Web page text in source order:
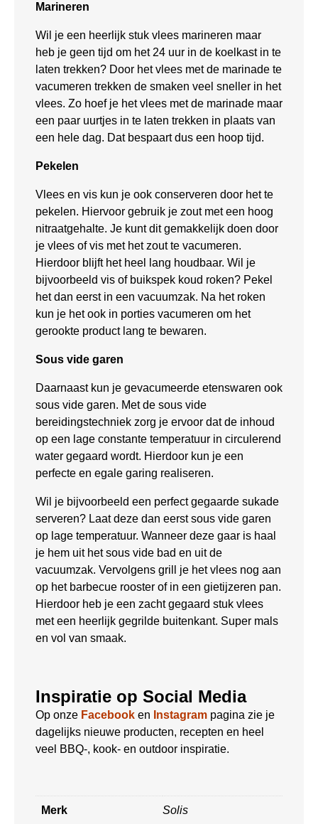
Marineren
Wil je een heerlijk stuk vlees marineren maar
heb je geen tijd om het 24 uur in de koelkast in te
laten trekken? Door het vlees met de marinade te
vacumeren trekken de smaken veel sneller in het
vlees. Zo hoef je het vlees met de marinade maar
een paar uurtjes in te laten trekken in plaats van
een hele dag. Dat bespaart dus een hoop tijd.
Pekelen
Vlees en vis kun je ook conserveren door het te
pekelen. Hiervoor gebruik je zout met een hoog
nitraatgehalte. Je kunt dit gemakkelijk doen door
je vlees of vis met het zout te vacumeren.
Hierdoor blijft het heel lang houdbaar. Wil je
bijvoorbeeld vis of buikspek koud roken? Pekel
het dan eerst in een vacuumzak. Na het roken
kun je het ook in porties vacumeren om het
gerookte product lang te bewaren.
Sous vide garen
Daarnaast kun je gevacumeerde etenswaren ook
sous vide garen. Met de sous vide
bereidingstechniek zorg je ervoor dat de inhoud
op een lage constante temperatuur in circulerend
water gegaard wordt. Hierdoor kun je een
perfecte en egale garing realiseren.
Wil je bijvoorbeeld een perfect gegaarde sukade
serveren? Laat deze dan eerst sous vide garen
op lage temperatuur. Wanneer deze gaar is haal
je hem uit het sous vide bad en uit de
vacuumzak. Vervolgens grill je het vlees nog aan
op het barbecue rooster of in een gietijzeren pan.
Hierdoor heb je een zacht gegaard stuk vlees
met een heerlijk gegrilde buitenkant. Super mals
en vol van smaak.
Inspiratie op Social Media
Op onze Facebook en Instagram pagina zie je
dagelijks nieuwe producten, recepten en heel
veel BBQ-, kook- en outdoor inspiratie.
Merk Solis